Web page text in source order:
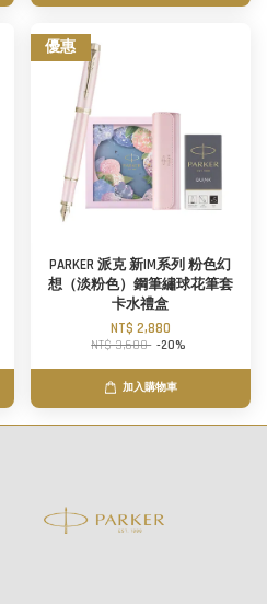
優惠
PARKER 派克 新IM系列 粉色幻
想（淡粉色）鋼筆繡球花筆套
卡水禮盒
NT$ 2,880
NT$ 3,600 -20%
加入購物車